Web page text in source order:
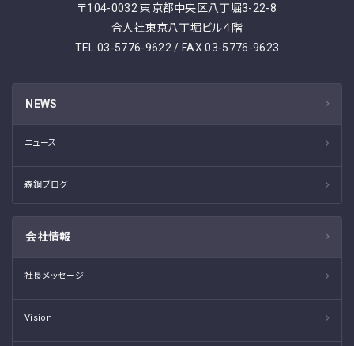
〒104-0032 東京都中央区八丁堀3-22-8
合人社東京八丁堀ビル４階
TEL.03-5776-9622 / FAX.03-5776-9623
NEWS
ニュース
森鋼ブログ
会社情報
社長メッセージ
Vision